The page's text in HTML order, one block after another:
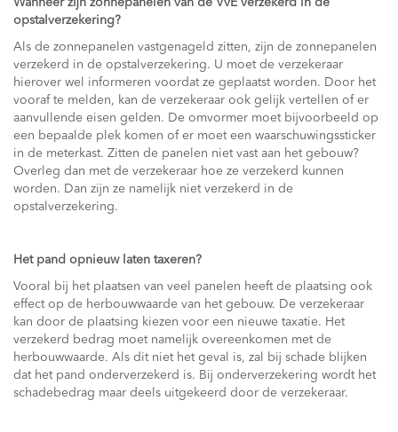
Wanneer zijn zonnepanelen van de VvE verzekerd in de
opstalverzekering?
Als de zonnepanelen vastgenageld zitten, zijn de zonnepanelen
verzekerd in de opstalverzekering. U moet de verzekeraar
hierover wel informeren voordat ze geplaatst worden. Door het
vooraf te melden, kan de verzekeraar ook gelijk vertellen of er
aanvullende eisen gelden. De omvormer moet bijvoorbeeld op
een bepaalde plek komen of er moet een waarschuwingssticker
in de meterkast. Zitten de panelen niet vast aan het gebouw?
Overleg dan met de verzekeraar hoe ze verzekerd kunnen
worden. Dan zijn ze namelijk niet verzekerd in de
opstalverzekering.
Het pand opnieuw laten taxeren?
Vooral bij het plaatsen van veel panelen heeft de plaatsing ook
effect op de herbouwwaarde van het gebouw. De verzekeraar
kan door de plaatsing kiezen voor een nieuwe taxatie. Het
verzekerd bedrag moet namelijk overeenkomen met de
herbouwwaarde. Als dit niet het geval is, zal bij schade blijken
dat het pand onderverzekerd is. Bij onderverzekering wordt het
schadebedrag maar deels uitgekeerd door de verzekeraar.